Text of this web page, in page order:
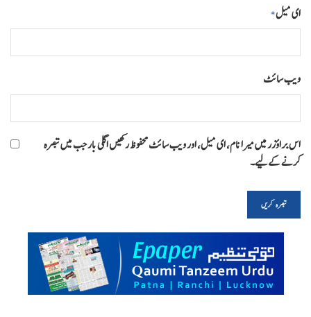
ای میل*
ویب‌ سائٹ
اس براؤزر میں میرا نام، ای میل، اور ویب سائٹ محفوظ رکھیں اگلی بار جب میں تبصرہ
کرنے کےلیے۔